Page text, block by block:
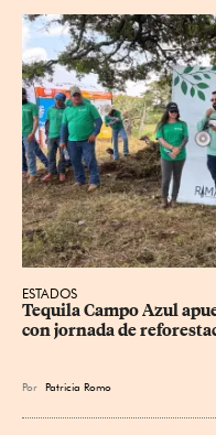
ESTADOS
Tequila Campo Azul
con jornada de
Por Patricia Romo